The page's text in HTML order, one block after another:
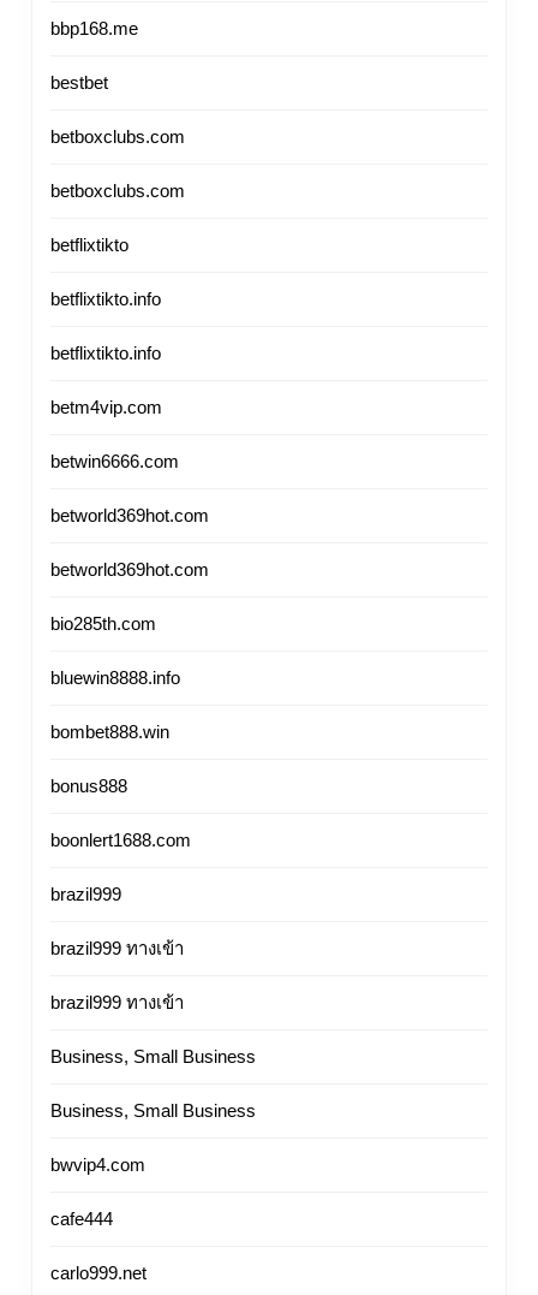
bbp168.me
bestbet
betboxclubs.com
betboxclubs.com
betflixtikto
betflixtikto.info
betflixtikto.info
betm4vip.com
betwin6666.com
betworld369hot.com
betworld369hot.com
bio285th.com
bluewin8888.info
bombet888.win
bonus888
boonlert1688.com
brazil999
brazil999 ทางเข้า
brazil999 ทางเข้า
Business, Small Business
Business, Small Business
bwvip4.com
cafe444
carlo999.net